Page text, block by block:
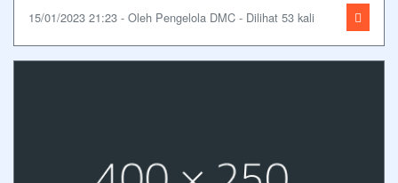
15/01/2023 21:23 - Oleh Pengelola DMC - Dilihat 53 kali